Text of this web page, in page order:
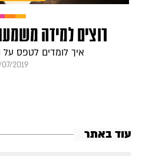
רוצים למידה
איך לומדים לטפס
07/2019
עוד באתר